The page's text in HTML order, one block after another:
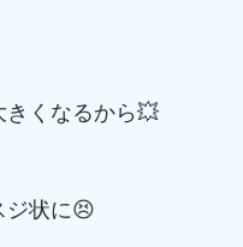
くなるから💥
状に😣